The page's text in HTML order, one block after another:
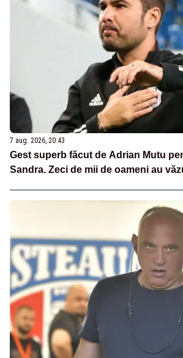
7 aug. 2026, 20:43
Gest superb făcut de Adrian Mutu
Sandra. Zeci de mii de oameni au